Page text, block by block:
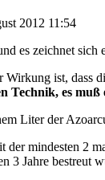
2012 11:54
es zeichnet
ist, dass
Technik, es muß
Liter der
mindesten 2
3 Jahre bestreut